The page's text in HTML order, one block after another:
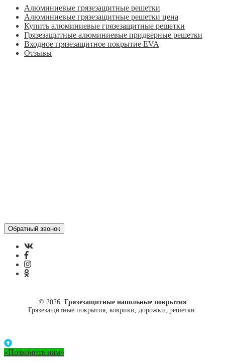
Алюминиевые грязезащитные решетки
Алюминиевые грязезащитные решетки цена
Купить алюминиевые грязезащитные решетки
Грязезащитные алюминиевые придверные решетки
Входное грязезащитное покрытие EVA
Отзывы
© 2026 Грязезащитные напольные покрытия
Грязезащитные покрытия, коврики, дорожки, решетки.
«Позвонить нам»